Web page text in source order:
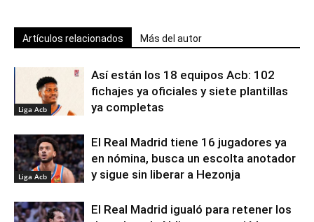
Artículos relacionados Más del autor
Liga Acb
Así están los 18 equipos Acb: 102
fichajes ya oficiales y siete plantillas
ya completas
Liga Acb
El Real Madrid tiene 16 jugadores ya
en nómina, busca un escolta anotador
y sigue sin liberar a Hezonja
El Real Madrid igualó para retener los